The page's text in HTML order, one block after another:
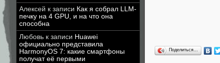
Алексей к записи Как я собрал LLM-
печку на 4 GPU, и на что она
способна
Любовь к записи Huawei
официально представила
HarmonyOS 7: какие смартфоны
получат её первыми
Поделиться…